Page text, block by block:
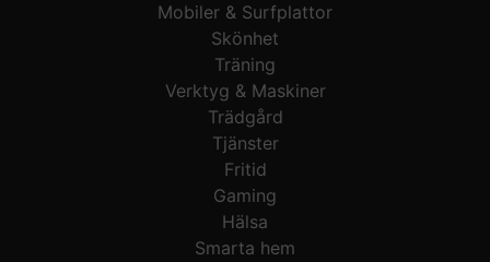
Mobiler & Surfplattor
Skönhet
Träning
Verktyg & Maskiner
Trädgård
Tjänster
Fritid
Gaming
Hälsa
Smarta hem